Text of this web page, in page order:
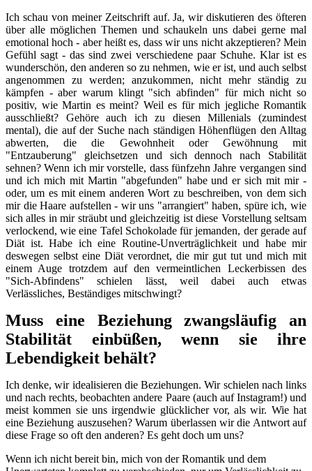
Ich schau von meiner Zeitschrift auf. Ja, wir diskutieren des öfteren
über alle möglichen Themen und schaukeln uns dabei gerne mal
emotional hoch - aber heißt es, dass wir uns nicht akzeptieren? Mein
Gefühl sagt - das sind zwei verschiedene paar Schuhe. Klar ist es
wunderschön, den anderen so zu nehmen, wie er ist, und auch selbst
angenommen zu werden; anzukommen, nicht mehr ständig zu
kämpfen - aber warum klingt "sich abfinden" für mich nicht so
positiv, wie Martin es meint? Weil es für mich jegliche Romantik
ausschließt? Gehöre auch ich zu diesen Millenials (zumindest
mental), die auf der Suche nach ständigen Höhenflügen den Alltag
abwerten, die die Gewohnheit oder Gewöhnung mit
"Entzauberung" gleichsetzen und sich dennoch nach Stabilität
sehnen? Wenn ich mir vorstelle, dass fünfzehn Jahre vergangen sind
und ich mich mit Martin "abgefunden" habe und er sich mit mir -
oder, um es mit einem anderen Wort zu beschreiben, von dem sich
mir die Haare aufstellen - wir uns "arrangiert" haben, spüre ich, wie
sich alles in mir sträubt und gleichzeitig ist diese Vorstellung seltsam
verlockend, wie eine Tafel Schokolade für jemanden, der gerade auf
Diät ist. Habe ich eine Routine-Unverträglichkeit und habe mir
deswegen selbst eine Diät verordnet, die mir gut tut und mich mit
einem Auge trotzdem auf den vermeintlichen Leckerbissen des
"Sich-Abfindens" schielen lässt, weil dabei auch etwas
Verlässliches, Beständiges mitschwingt?
Muss eine Beziehung zwangsläufig an
Stabilität einbüßen, wenn sie ihre
Lebendigkeit behält?
Ich denke, wir idealisieren die Beziehungen. Wir schielen nach links
und nach rechts, beobachten andere Paare (auch auf Instagram!) und
meist kommen sie uns irgendwie glücklicher vor, als wir. Wie hat
eine Beziehung auszusehen? Warum überlassen wir die Antwort auf
diese Frage so oft den anderen? Es geht doch um uns?
Wenn ich nicht bereit bin, mich von der Romantik und dem